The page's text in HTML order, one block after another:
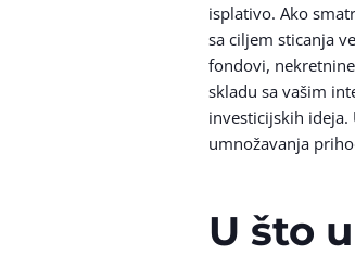
isplativo. Ako
sa ciljem sticanja
fondovi,
skladu sa vašim
investicijskih
umnožavanja
U što